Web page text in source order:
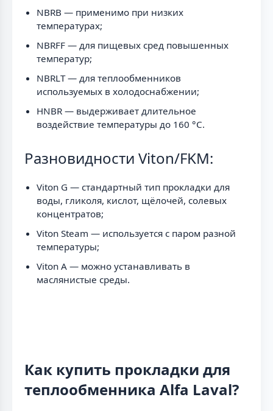
NBRB — применимо при низких
температурах;
NBRFF — для пищевых сред повышенных
температур;
NBRLT — для теплообменников
используемых в холодоснабжении;
HNBR — выдерживает длительное
воздействие температуры до 160 °C.
Разновидности Viton/FKM:
Viton G — стандартный тип прокладки для
воды, гликоля, кислот, щёлочей, солевых
концентратов;
Viton Steam — используется с паром разной
температуры;
Viton A — можно устанавливать в
маслянистые среды.
Как купить прокладки для
теплообменника Alfa Laval?